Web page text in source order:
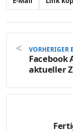
VORHERIGER
Facebook
aktueller